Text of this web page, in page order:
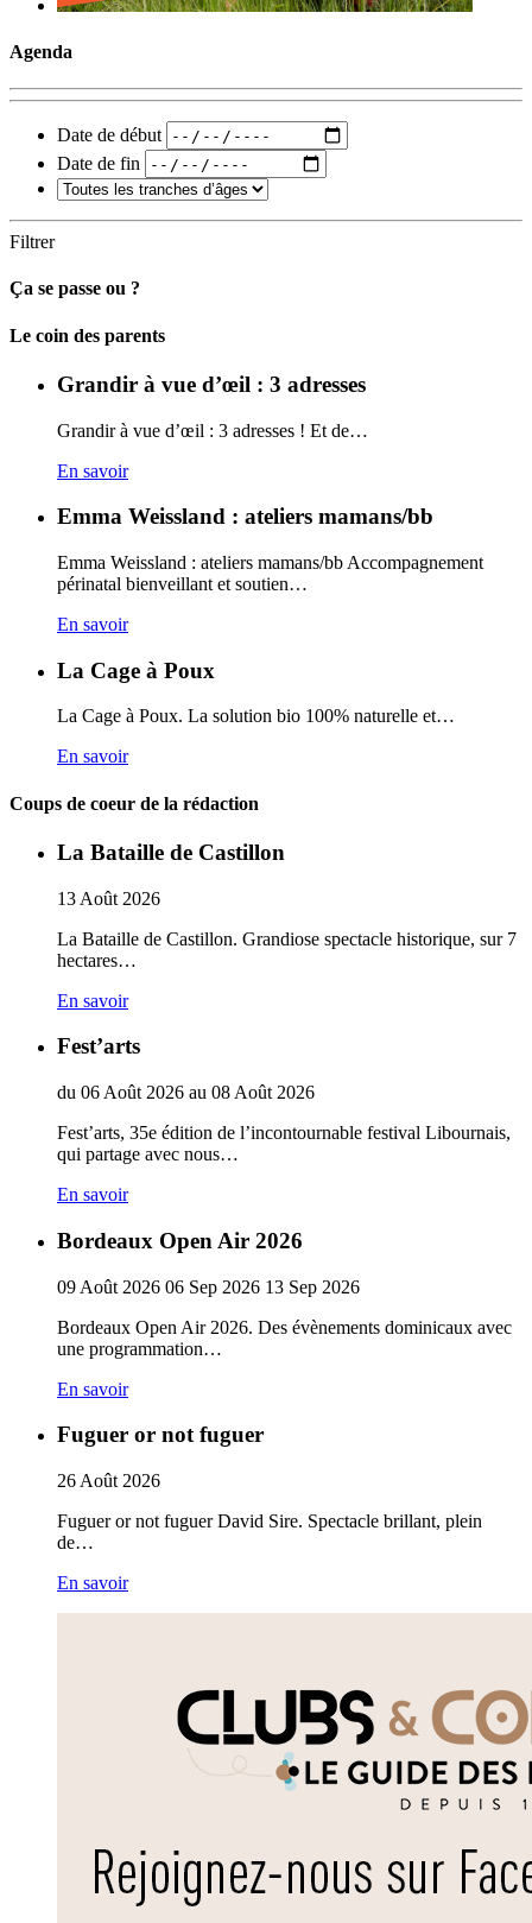
Agenda
Date de début
Date de fin
Filtrer
Ça se passe ou ?
Carto
Le coin des parents
Grandir à vue d’œil : 3 adresses
Grandir à vue d’œil : 3 adresses ! Et de…
En savoir
Emma Weissland : ateliers mamans/bb
Emma Weissland : ateliers mamans/bb Accompagnement
périnatal bienveillant et soutien…
En savoir
La Cage à Poux
La Cage à Poux. La solution bio 100% naturelle et…
En savoir
Coups de coeur de la rédaction
La Bataille de Castillon
13 Août 2026
La Bataille de Castillon. Grandiose spectacle historique, sur 7
hectares…
En savoir
Fest’arts
du 06 Août 2026 au 08 Août 2026
Fest’arts, 35e édition de l’incontournable festival Libournais,
qui partage avec nous…
En savoir
Bordeaux Open Air 2026
09 Août 2026 06 Sep 2026 13 Sep 2026
Bordeaux Open Air 2026. Des évènements dominicaux avec
une programmation…
En savoir
Fuguer or not fuguer
26 Août 2026
Fuguer or not fuguer David Sire. Spectacle brillant, plein
de…
En savoir